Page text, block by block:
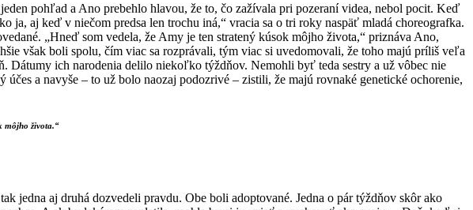
pohľad a Ano prebehlo hlavou, že to, čo zažívala pri pozeraní videa, nebol pocit. Keď
ja, aj keď v niečom predsa len trochu iná,“ vracia sa o tri roky naspäť mladá choreografka.
„Hneď som vedela, že Amy je ten stratený kúsok môjho života,“ priznáva Ano,
však boli spolu, čím viac sa rozprávali, tým viac si uvedomovali, že toho majú príliš veľa
ich narodenia delilo niekoľko týždňov. Nemohli byť teda sestry a už vôbec nie
a navyše – to už bolo naozaj podozrivé – zistili, že majú rovnaké genetické ochorenie,
môjho života.“
jedna aj druhá dozvedeli pravdu. Obe boli adoptované. Jedna o pár týždňov skôr ako